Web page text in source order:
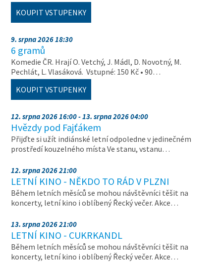
KOUPIT VSTUPENKY
9. srpna 2026 18:30
6 gramů
Komedie ČR. Hrají O. Vetchý, J. Mádl, D. Novotný, M.
Pechlát, L. Vlasáková. Vstupné: 150 Kč • 90…
KOUPIT VSTUPENKY
12. srpna 2026 16:00 - 13. srpna 2026 04:00
Hvězdy pod Fajťákem
Přijďte si užít indiánské letní odpoledne v jedinečném
prostředí kouzelného místa Ve stanu, vstanu…
12. srpna 2026 21:00
LETNÍ KINO - NĚKDO TO RÁD V PLZNI
Během letních měsíců se mohou návštěvníci těšit na
koncerty, letní kino i oblíbený Řecký večer. Akce…
13. srpna 2026 21:00
LETNÍ KINO - CUKRKANDL
Během letních měsíců se mohou návštěvníci těšit na
koncerty, letní kino i oblíbený Řecký večer. Akce…